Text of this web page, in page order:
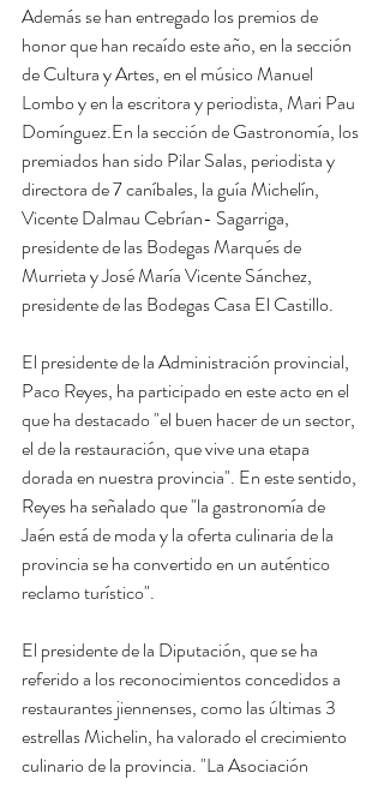
Además se han entregado los premios de
honor que han recaído este año, en la sección
de Cultura y Artes, en el músico Manuel
Lombo y en la escritora y periodista, Mari Pau
Domínguez.En la sección de Gastronomía, los
premiados han sido Pilar Salas, periodista y
directora de 7 caníbales, la guía Michelín,
Vicente Dalmau Cebrían- Sagarriga,
presidente de las Bodegas Marqués de
Murrieta y José María Vicente Sánchez,
presidente de las Bodegas Casa El Castillo.
El presidente de la Administración provincial,
Paco Reyes, ha participado en este acto en el
que ha destacado "el buen hacer de un sector,
el de la restauración, que vive una etapa
dorada en nuestra provincia". En este sentido,
Reyes ha señalado que "la gastronomía de
Jaén está de moda y la oferta culinaria de la
provincia se ha convertido en un auténtico
reclamo turístico".
El presidente de la Diputación, que se ha
referido a los reconocimientos concedidos a
restaurantes jiennenses, como las últimas 3
estrellas Michelin, ha valorado el crecimiento
culinario de la provincia. "La Asociación